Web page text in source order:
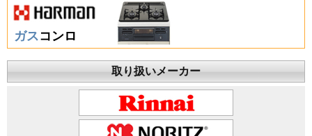
ガス コンロ
取り扱いメーカー